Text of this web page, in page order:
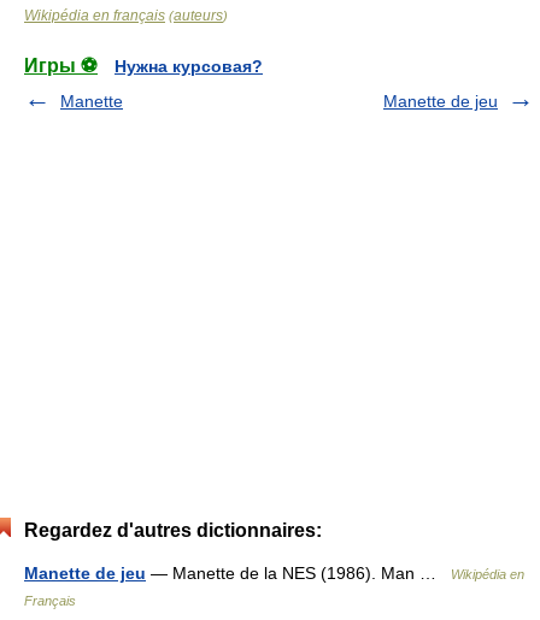
Wikipédia en français (auteurs)
Игры ⚽
Нужна курсовая?
Manette
Manette de jeu
Regardez d'autres dictionnaires:
Manette de jeu — Manette de la NES (1986). Man …
Wikipédia en
Français